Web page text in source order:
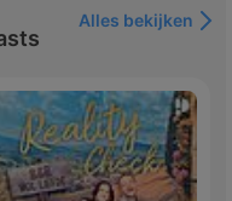
Alles bekijken